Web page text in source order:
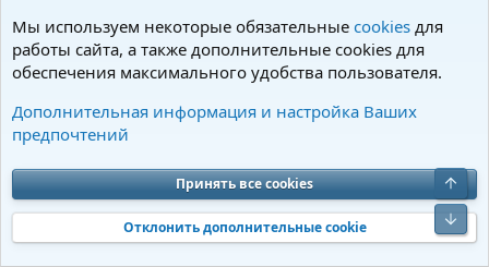
вскакиваниями в холодном поту и попытками
вспомнить, что же сподвигло его на такое мучение,
как отсутствие собаки. А под утро, пробудившись от
очередного кошмара, собачник не выдерживает, и
встает с мыслью о том, что нужно погулять животину.
Одевается, берет поводок…а скотинки то нету..И опять
случается обострение, и посылаются к черту весь
отдых, все поездки, все причины и аргументы, по
которым собака временно не с больным..Заводиться
машина, собака забирается, себе же дается слово
никогда больше не экспериментировать подобным
Мы используем некоторые обязательные cookies для
работы сайта, а также дополнительные cookies для
обеспечения максимального удобства пользователя.
Дополнительная информация и настройка Ваших
предпочтений
Принять все cookies
Отклонить дополнительные cookie